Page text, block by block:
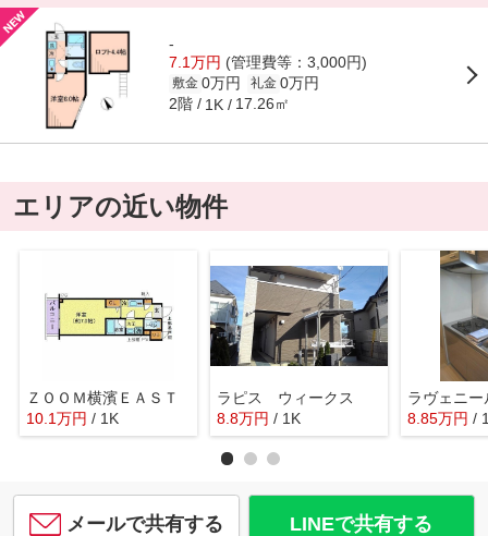
-
7.1万円 (管理費等：3,000円)
敷金 0万円 礼金 0万円
2階 1K 17.26㎡
エリアの近い物件
ＺＯＯＭ横濱ＥＡＳＴ
10.1万円 / 1K
ラピス ウィークス
8.8万円 / 1K
ラヴェニ
8.85万円 /
メールで共有する LINEで共有する